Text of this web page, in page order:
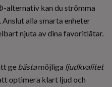
alternativ kan du strömma
alla smarta enheter
njuta av dina favoritlåtar.
ge bästamöjliga ljudkvalitet
optimera klart ljud och